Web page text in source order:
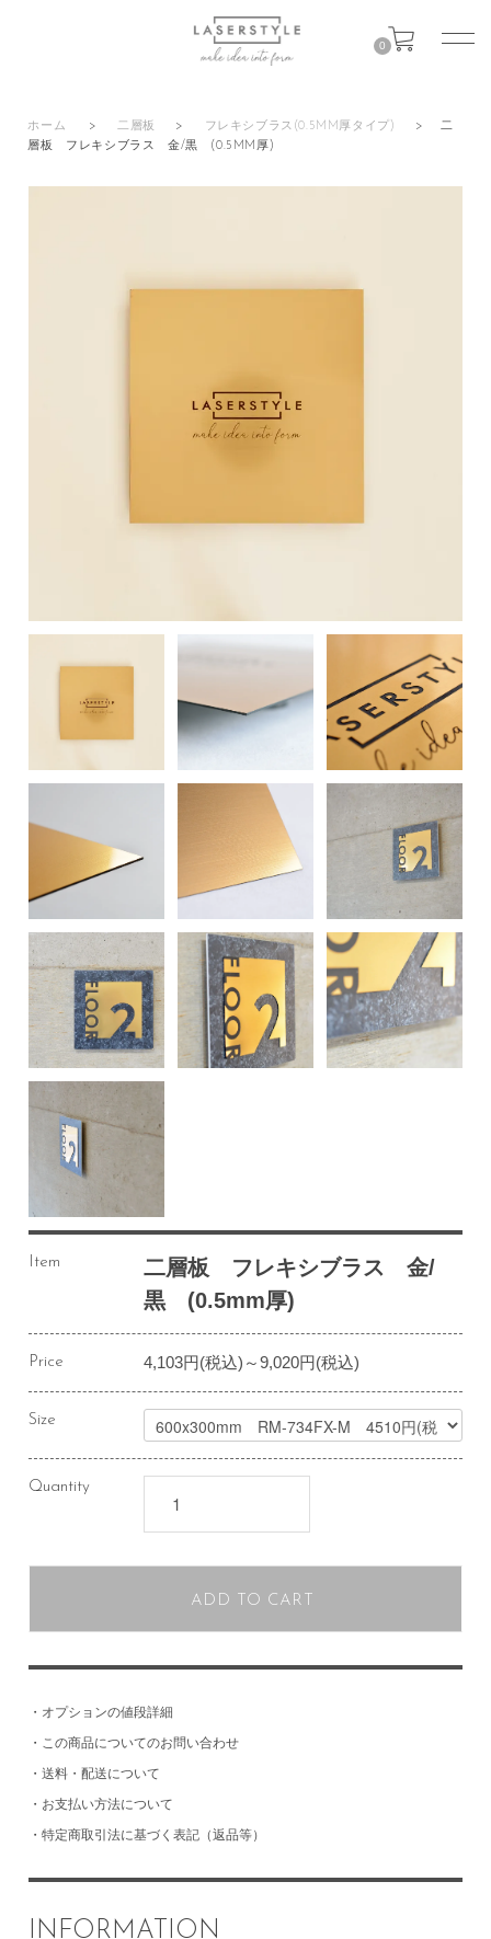
0
ホーム > 二層板 > フレキシブラス(0.5MM厚タイプ) >
二
層板 フレキシブラス 金/黒 (0.5MM厚)
Item
二層板 フレキシブラス 金/
黒 (0.5mm厚)
Price 4,103円(税込)～9,020円(税込)
Size
Quantity
ADD TO CART
・ オプションの値段詳細
・ この商品についてのお問い合わせ
・ 送料・配送について
・ お支払い方法について
・ 特定商取引法に基づく表記（返品等）
INFORMATION